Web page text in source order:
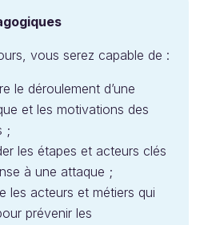
vous serez capable de :
le déroulement d’une
et les motivations des
;
les étapes et acteurs clés
à une attaque ;
les acteurs et métiers qui
prévenir les